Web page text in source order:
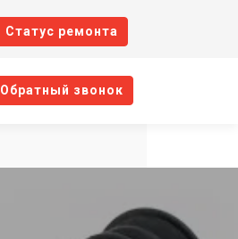
Cтатус ремонта
Oбратный звонок